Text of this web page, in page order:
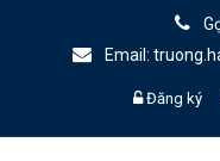
Email:
Đăng ký